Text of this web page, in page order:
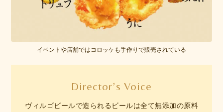
イベントや店舗ではコロッケも手作りで販売されている
Director’s Voice
ヴィルゴビールで造られるビールは全て無添加の原料